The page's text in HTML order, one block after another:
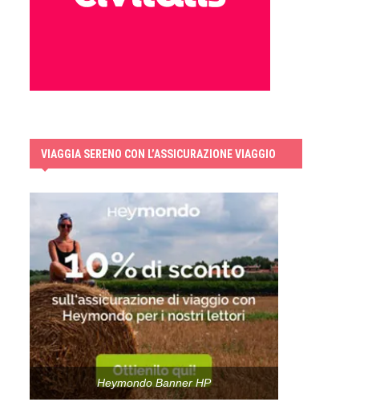
VIAGGIA SERENO CON L’ASSICURAZIONE VIAGGIO
Heymondo Banner HP